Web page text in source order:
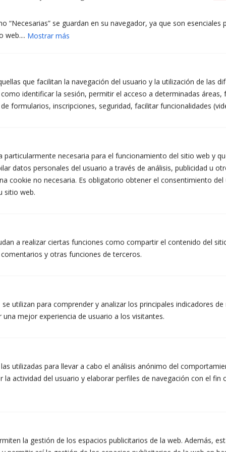
“Necesarias” se guardan en su navegador, ya que son esenciales
web.... Mostrar más
que facilitan la navegación del usuario y la utilización de las
identificar la sesión, permitir el acceso a determinadas áreas,
formularios, inscripciones, seguridad, facilitar funcionalidades
particularmente necesaria para el funcionamiento del sitio web y
datos personales del usuario a través de análisis, publicidad u
cookie no necesaria. Es obligatorio obtener el consentimiento
sitio web.
a realizar ciertas funciones como compartir el contenido del
y otras funciones de terceros.
utilizan para comprender y analizar los principales indicadores
mejor experiencia de usuario a los visitantes.
utilizadas para llevar a cabo el análisis anónimo del
la actividad del usuario y elaborar perfiles de navegación con el
la gestión de los espacios publicitarios de la web. Además,
1 – Barra anti intrusió
2 – Fre de disc sobre les 4 rodes
5 – Adreça assistida elèctrica
instrumentat. De fet, durant les fases de desenvolupament, els enginyers fan
proves de xoc virtuals utilitzant un programari específic per desenvolupar
SISTEMA D'ÀUDIO